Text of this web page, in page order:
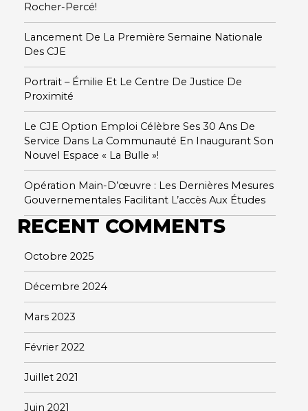
Rocher-Percé!
Lancement De La Première Semaine Nationale
Des CJE
Portrait – Émilie Et Le Centre De Justice De
Proximité
Le CJE Option Emploi Célèbre Ses 30 Ans De
Service Dans La Communauté En Inaugurant Son
Nouvel Espace « La Bulle »!
Opération Main-D’œuvre : Les Dernières Mesures
Gouvernementales Facilitant L’accès Aux Études
RECENT COMMENTS
Octobre 2025
Décembre 2024
Mars 2023
Février 2022
Juillet 2021
Juin 2021